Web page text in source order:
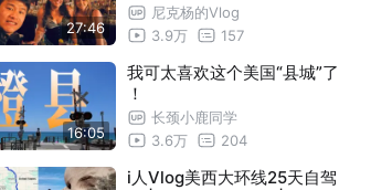
27:46
尼克杨的Vlog
3.9万
157
16:05
我可太喜欢这个美国“县城”了
！
长颈小鹿同学
3.6万
204
i人Vlog美西大环线25天自驾